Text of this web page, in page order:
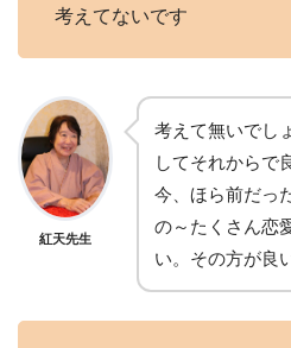
考えてないです
紅天先生
考えて無いでし
してそれからで
今、ほら前だっ
の～たくさん恋
い。その方が良